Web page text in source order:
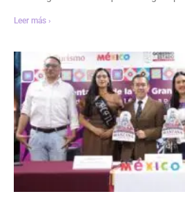
Leer más ›